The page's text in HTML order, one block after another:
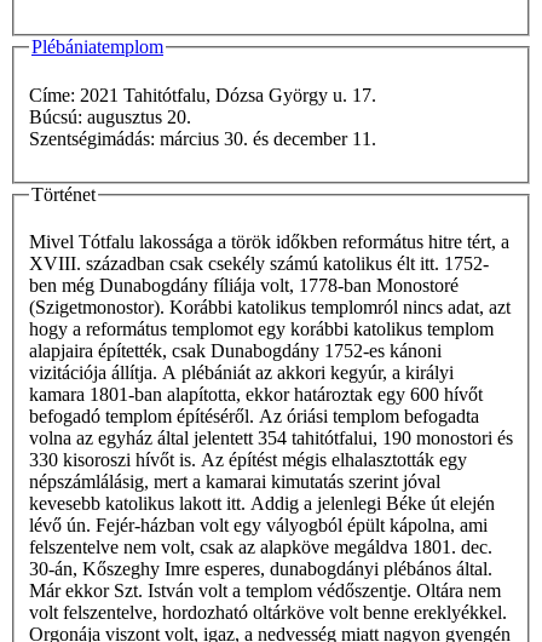
Plébániatemplom
Címe: 2021 Tahitótfalu, Dózsa György u. 17.
Búcsú: augusztus 20.
Szentségimádás: március 30. és december 11.
Történet
Mivel Tótfalu lakossága a török időkben református hitre tért, a
XVIII. században csak csekély számú katolikus élt itt. 1752-
ben még Dunabogdány fíliája volt, 1778-ban Monostoré
(Szigetmonostor). Korábbi katolikus templomról nincs adat, azt
hogy a református templomot egy korábbi katolikus templom
alapjaira építették, csak Dunabogdány 1752-es kánoni
vizitációja állítja. A plébániát az akkori kegyúr, a királyi
kamara 1801-ban alapította, ekkor határoztak egy 600 hívőt
befogadó templom építéséről. Az óriási templom befogadta
volna az egyház által jelentett 354 tahitótfalui, 190 monostori és
330 kisoroszi hívőt is. Az építést mégis elhalasztották egy
népszámlálásig, mert a kamarai kimutatás szerint jóval
kevesebb katolikus lakott itt. Addig a jelenlegi Béke út elején
lévő ún. Fejér-házban volt egy vályogból épült kápolna, ami
felszentelve nem volt, csak az alapköve megáldva 1801. dec.
30-án, Kőszeghy Imre esperes, dunabogdányi plébános által.
Már ekkor Szt. István volt a templom védőszentje. Oltára nem
volt felszentelve, hordozható oltárköve volt benne ereklyékkel.
Orgonája viszont volt, igaz, a nedvesség miatt nagyon gyengén